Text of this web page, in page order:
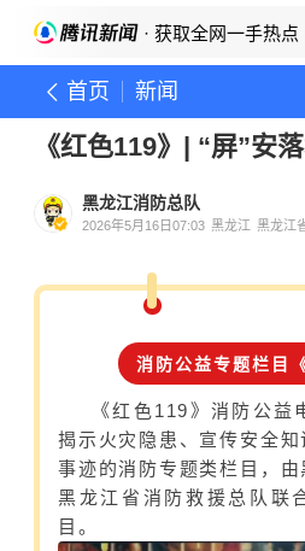
· 获取全网一手热点
首页 新闻
《红色119》| “屏”安
黑龙江消防总队
2026年5月16日07:03 黑龙江 黑龙江
消防公益专题栏目
《红色119》消防公益
揭示火灾隐患、宣传安全知
事迹的消防专题类栏目，
黑龙江省消防救援总队联
目。